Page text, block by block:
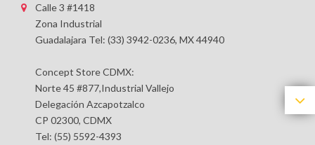
Calle 3 #1418
Zona Industrial
Guadalajara Tel: (33) 3942-0236, MX 44940
Concept Store CDMX:
Norte 45 #877,Industrial Vallejo
Delegación Azcapotzalco
CP 02300, CDMX
Tel: (55) 5592-4393